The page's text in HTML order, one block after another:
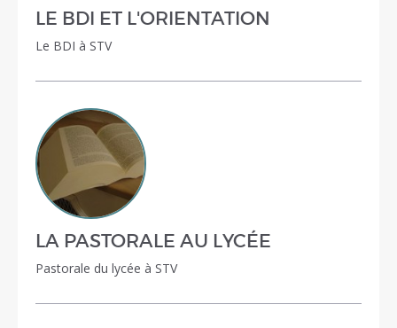
LE BDI ET L'ORIENTATION
Le BDI à STV
LA PASTORALE AU LYCÉE
Pastorale du lycée à STV